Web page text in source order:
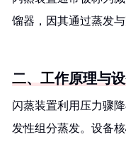
馏器，因其通过蒸发
二、工作原理与
闪蒸装置利用压力骤
发性组分蒸发。设备